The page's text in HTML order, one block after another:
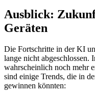
Ausblick:
Geräten
Die Fortschritte in der KI
lange nicht
wahrscheinlich noch mehr
sind einige Trends, die in
gewinnen könnten: